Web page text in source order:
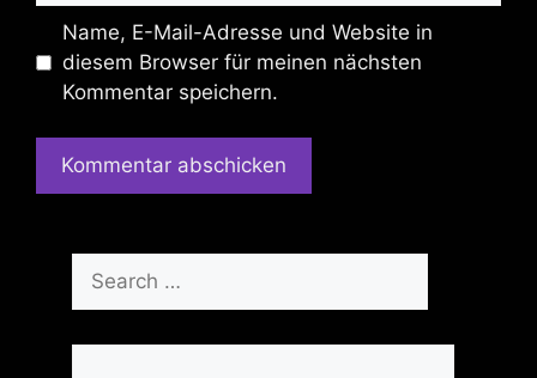
Name, E-Mail-Adresse und Website in
diesem Browser für meinen nächsten
Kommentar speichern.